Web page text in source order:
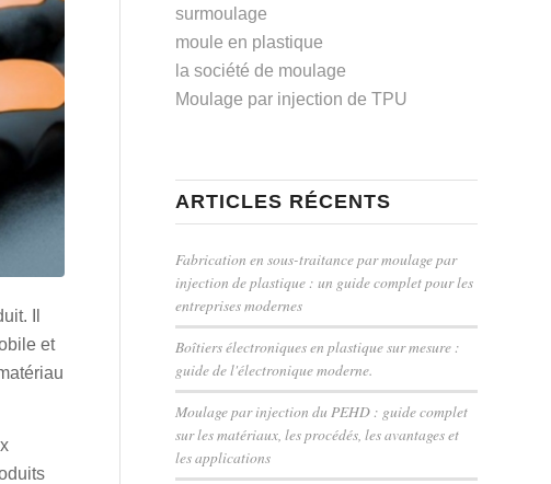
Il
et
surmoulage
moule en plastique
la société de moulage
Moulage par injection de TPU
ARTICLES RÉCENTS
Fabrication en sous-traitance par moulage par
injection de plastique : un guide complet pour les
entreprises modernes
Boîtiers électroniques en plastique sur mesure :
guide de l'électronique moderne.
Moulage par injection du PEHD : guide complet
sur les matériaux, les procédés, les avantages et
les applications